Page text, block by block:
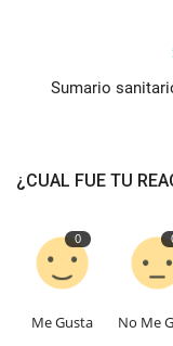
Sumario
¿CUAL FUE TU
0
Me Gusta No Me